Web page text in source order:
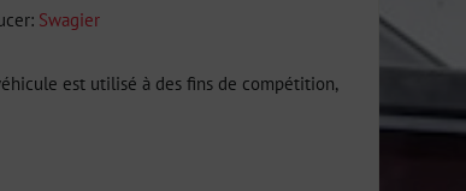
Swagier
est utilisé à des fins de compétition,